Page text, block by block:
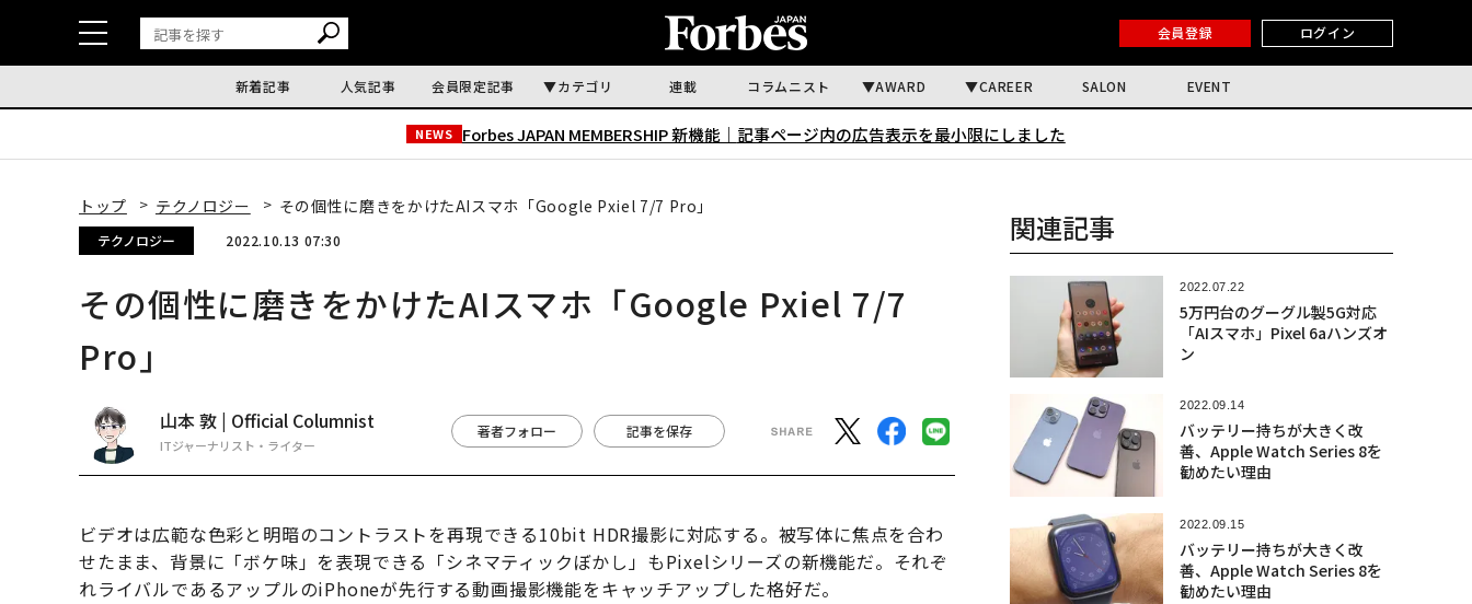
会員登録 ログイン
新着記事 人気記事 会員限定記事 カテゴリ 連載 コラムニスト AWARD CAREER SALON EVENT
NEWS Forbes JAPAN MEMBERSHIP 新機能｜ 記事ページ内の広告表示を最小限にしました
トップ テクノロジー その個性に磨きをかけたAIスマホ「Google Pxiel 7/7 Pro」
テクノロジー 2022.10.13 07:30
その個性に磨きをかけたAIスマホ「Google Pxiel 7/7
Pro」
山本 敦 | Official Columnist
ITジャーナリスト・ライター
著者フォロー 記事を保存
ビデオは広範な色彩と明暗のコントラストを再現できる10bit HDR撮影に対応する。被写体に焦点を合わ
せたまま、背景に「ボケ味」を表現できる「シネマティックぼかし」もPixelシリーズの新機能だ。それぞ
れライバルであるアップルのiPhoneが先行する動画撮影機能をキャッチアップした格好だ。
関連記事
2022.07.22
5万円台のグーグル製5G対応
「AIスマホ」Pixel 6aハンズオ
ン
2022.09.14
バッテリー持ちが大きく改
善、Apple Watch Series 8を
勧めたい理由
2022.09.15
バッテリー持ちが大きく改
善、Apple Watch Series 8を
勧めたい理由